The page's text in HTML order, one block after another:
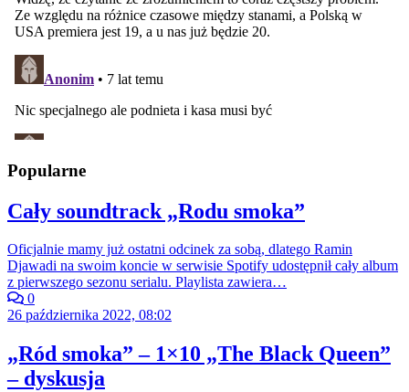
Popularne
Cały soundtrack „Rodu smoka”
Oficjalnie mamy już ostatni odcinek za sobą, dlatego Ramin
Djawadi na swoim koncie w serwisie Spotify udostępnił cały album
z pierwszego sezonu serialu. Playlista zawiera…
0
26 października 2022, 08:02
„Ród smoka” – 1×10 „The Black Queen”
– dyskusja